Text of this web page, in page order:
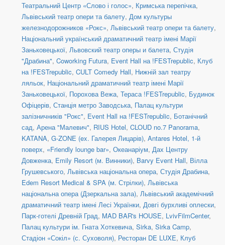
Театральний Центр «Слово і голос», Кримська перепічка,
Львівський театр опери та балету, Дом культуры
железнодорожников «Рокс», Львівський театр опери та балету,
Національний український драматичний театр імені Марії
Заньковецької, Львовский театр оперы и балета, Студія
"Драбина", Coworking Futura, Event Hall на !FESTrepublic, Клуб
на !FESTrepublic, CULT Comedy Hall, Нижній зал театру
ляльок, Національний драматичний театр імені Марії
Заньковецької, Порохова Вежа, Тераса !FESTrepublic, Будинок
Офіцерів, Станція метро Заводська, Палац культури
залізничників "Рокс", Event Hall на !FESTrepublic, Ботанічний
сад, Арена "Малевич", RIUS Hotel, CLOUD no.7 Panorama,
KATANA, G-ZONE (ex. Галерея Лицарів), Antares Hotel, 1-й
поверх, «Friendly lounge bar», Океанаріум, Дах Центру
Довженка, Emily Resort (м. Винники), Barvy Event Hall, Вілла
Грушевського, Львівська національна опера, Студія Драбина,
Edem Resort Medical & SPA (м. Стрілки), Львівська
національна опера (Дзеркальна зала), Львівський академічний
драматичний театр імені Лесі Українки, Довгі бурхливі оплески,
Парк-готелі Древній Град, MAD BAR's HOUSE, LvivFilmCenter,
Палац культури ім. Гната Хоткевича, Sirka, Sirka Camp,
Стадіон «Сокіл» (с. Суховоля), Ресторан DE LUXE, Клуб